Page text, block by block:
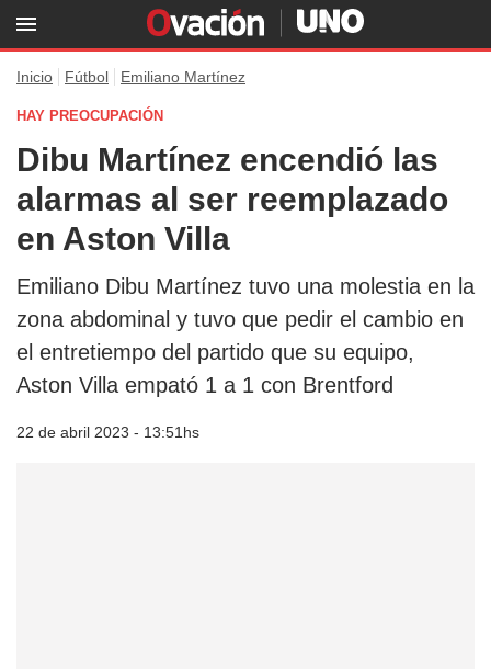
Inicio Fútbol Emiliano Martínez
HAY PREOCUPACIÓN
Dibu Martínez encendió las
alarmas al ser reemplazado
en Aston Villa
Emiliano Dibu Martínez tuvo una molestia en la
zona abdominal y tuvo que pedir el cambio en
el entretiempo del partido que su equipo,
Aston Villa empató 1 a 1 con Brentford
22 de abril 2023 - 13:51hs